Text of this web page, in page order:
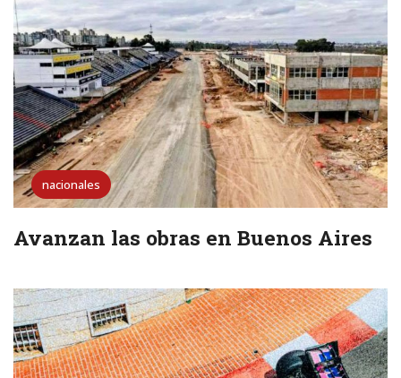
nacionales
Avanzan las obras en Buenos Aires